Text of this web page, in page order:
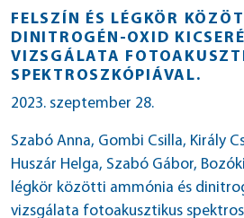
FELSZÍN ÉS LÉGKÖR
DINITROGÉN-OXID
VIZSGÁLATA
SPEKTROSZKÓPIÁVAL.
2023. szeptember 28.
Szabó Anna, Gombi Csilla, Király
Huszár Helga, Szabó Gábor,
légkör közötti ammónia és
vizsgálata fotoakusztikus